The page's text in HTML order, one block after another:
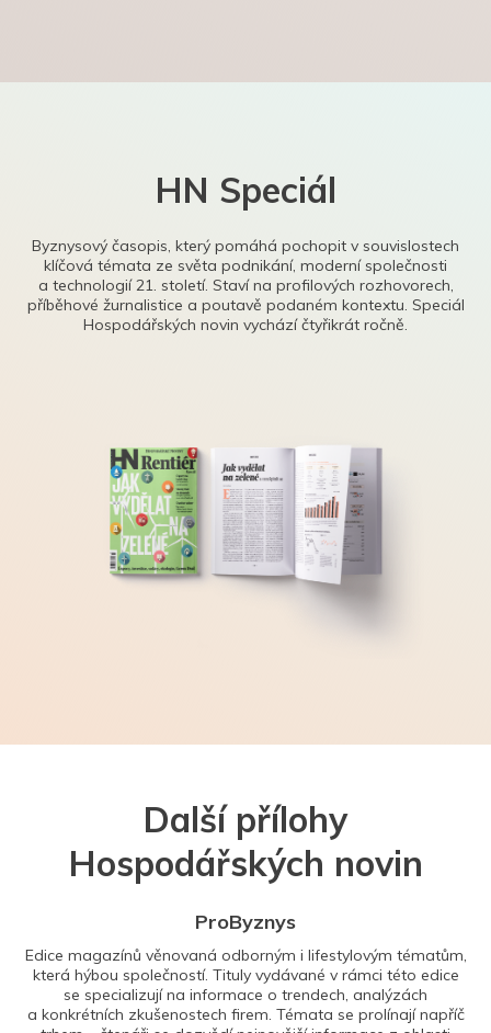
HN Speciál
Byznysový časopis, který pomáhá pochopit v souvislostech
klíčová témata ze světa podnikání, moderní společnosti
a technologií 21. století. Staví na profilových rozhovorech,
příběhové žurnalistice a poutavě podaném kontextu. Speciál
Hospodářských novin vychází čtyřikrát ročně.
Další přílohy
Hospodářských novin
ProByznys
Edice magazínů věnovaná odborným i lifestylovým tématům,
která hýbou společností. Tituly vydávané v rámci této edice
se specializují na informace o trendech, analýzách
a konkrétních zkušenostech firem. Témata se prolínají napříč